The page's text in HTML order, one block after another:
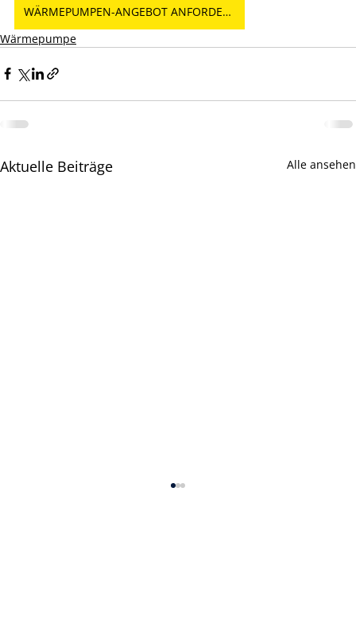
WÄRMEPUMPEN-ANGEBOT ANFORDERN
Wärmepumpe
Aktuelle Beiträge Alle ansehen